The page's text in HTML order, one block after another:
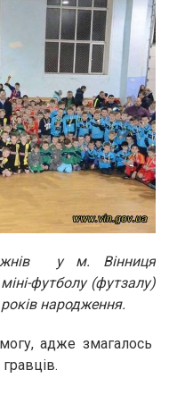
у м. Вінниця
футболу (футзалу)
народження.
адже змагалось